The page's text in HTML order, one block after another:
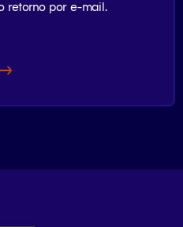
retorno por e-mail.